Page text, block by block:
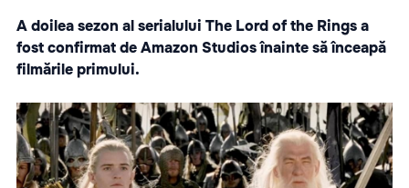
A doilea sezon al serialului The Lord of the Rings a
fost confirmat de Amazon Studios înainte să înceapă
filmările primului.